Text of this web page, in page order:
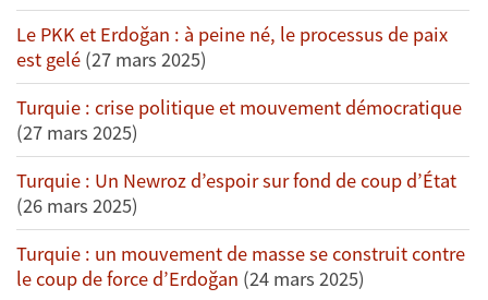
Le PKK et Erdoğan : à peine né, le processus de paix
est gelé (27 mars 2025)
Turquie : crise politique et mouvement démocratique
(27 mars 2025)
Turquie : Un Newroz d’espoir sur fond de coup d’État
(26 mars 2025)
Turquie : un mouvement de masse se construit contre
le coup de force d’Erdoğan (24 mars 2025)